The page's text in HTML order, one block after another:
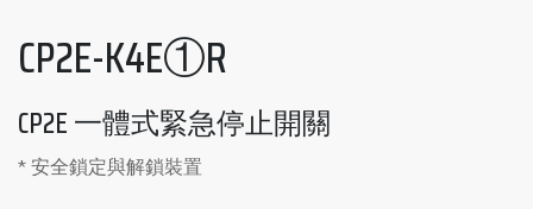
CP2E-K4E①R
CP2E 一體式緊急停止開關
* 安全鎖定與解鎖裝置